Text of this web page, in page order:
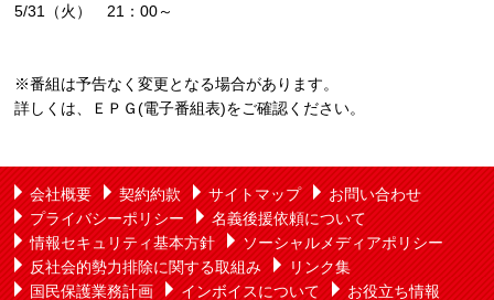
5/31（火） 21：00～
※番組は予告なく変更となる場合があります。
詳しくは、ＥＰＧ(電子番組表)をご確認ください。
会社概要 契約約款 サイトマップ
お問い合わせ
プライバシーポリシー
名義後援依頼について
情報セキュリティ基本方針
ソーシャルメディアポリシー
反社会的勢力排除に関する取組み
リンク集
国民保護業務計画
インボイスについて お役立ち情報